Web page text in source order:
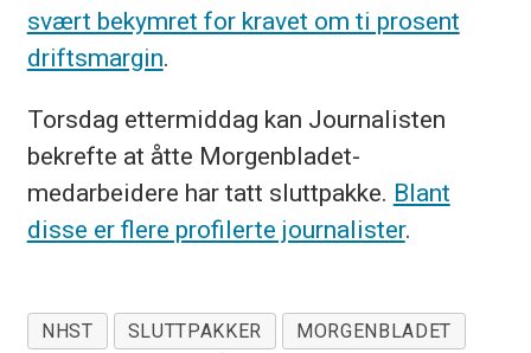
svært bekymret for kravet om ti prosent
driftsmargin.
Torsdag ettermiddag kan Journalisten
bekrefte at åtte Morgenbladet-
medarbeidere har tatt sluttpakke. Blant
disse er flere profilerte journalister.
NHST SLUTTPAKKER
MORGENBLADET